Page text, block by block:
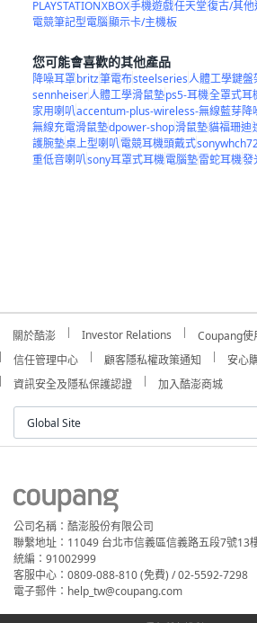
PLAYSTATIONXBOX手機遊戲任天堂復古/其他
電競筆記型電腦顯示卡/主機板
您可能會喜歡的其他產品
降噪耳罩britz筆電布steelseries人體工學鍵盤
sennheiser人體工學滑鼠墊ps5-耳機全罩式耳
家用喇叭accentum-plus-wireless-無線藍芽降
無線充電滑鼠墊dpower-shop滑鼠墊貓福珊迪
護腕墊桌上型喇叭電競耳機頭戴式
重低音喇叭sony耳罩式耳機電腦墊雷蛇耳機發
關於酷澎 Investor Relations Coupang使
信任管理中心
顧客隱私權政策通知 安心
資訊安全及隱私保護認證
加入酷澎商城
Global Site
公司名稱：酷澎股份有限公司
聯繫地址：11049 台北市信義區信義路五段7號13
統編：91002999
客服中心：0809-088-810 (免費) / 02-5592-7298
電子郵件：help_tw@coupang.com